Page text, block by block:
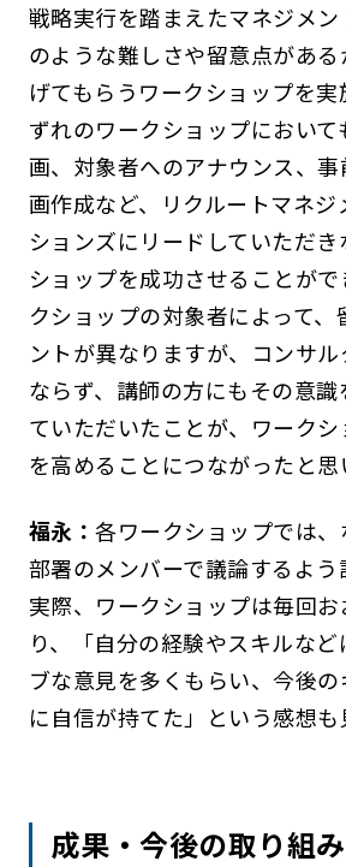
戦略実行を踏まえたマネジメン
のような難しさや留意点があ
げてもらうワークショップを
ずれのワークショップにおいて
画、対象者へのアナウンス、
画作成など、リクルートマネジ
ションズにリードしていただ
ショップを成功させることが
クショップの対象者によって、
ントが異なりますが、コンサ
ならず、講師の方にもその意識
ていただいたことが、ワーク
を高めることにつながったと思
福永：各ワークショップでは、
部署のメンバーで議論するよう
実際、ワークショップは毎回
り、「自分の経験やスキルなど
ブな意見を多くもらい、今後
に自信が持てた」という感想も
成果・今後の取り組み